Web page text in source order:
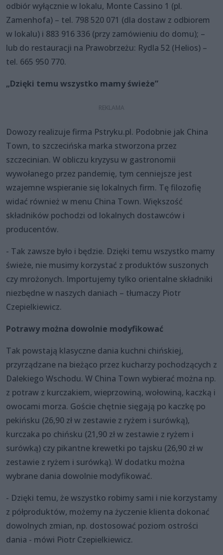
odbiór wyłącznie w lokalu, Monte Cassino 1 (pl.
Zamenhofa) – tel. 798 520 071 (dla dostaw z odbiorem
w lokalu) i 883 916 336 (przy zamówieniu do domu); –
lub do restauracji na Prawobrzeżu: Rydla 52 (Helios) –
tel. 665 950 770.
„Dzięki temu wszystko mamy świeże”
Dowozy realizuje firma Pstryku.pl. Podobnie jak China
Town, to szczecińska marka stworzona przez
szczecinian. W obliczu kryzysu w gastronomii
wywołanego przez pandemię, tym cenniejsze jest
wzajemne wspieranie się lokalnych firm. Tę filozofię
widać również w menu China Town. Większość
składników pochodzi od lokalnych dostawców i
producentów.
- Tak zawsze było i będzie. Dzięki temu wszystko mamy
świeże, nie musimy korzystać z produktów suszonych
czy mrożonych. Importujemy tylko orientalne składniki
niezbędne w naszych daniach – tłumaczy Piotr
Czepielkiewicz.
Potrawy można dowolnie modyfikować
Tak powstają klasyczne dania kuchni chińskiej,
przyrządzane na bieżąco przez kucharzy pochodzących z
Dalekiego Wschodu. W China Town wybierać można np.
z potraw z kurczakiem, wieprzowiną, wołowiną, kaczką i
owocami morza. Goście chętnie sięgają po kaczkę po
pekińsku (26,90 zł w zestawie z ryżem i surówką),
kurczaka po chińsku (21,90 zł w zestawie z ryżem i
surówką) czy pikantne krewetki po tajsku (26,90 zł w
zestawie z ryżem i surówką). W dodatku można
wybrane dania dowolnie modyfikować.
- Dzięki temu, że wszystko robimy sami i nie korzystamy
z półproduktów, możemy na życzenie klienta dokonać
dowolnych zmian, np. dostosować poziom ostrości
dania - mówi Piotr Czepielkiewicz.